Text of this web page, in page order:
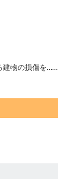
建物の損傷を……